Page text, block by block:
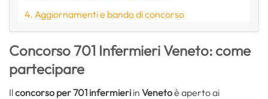
Aggiornamenti e bando di concorso
Concorso 701 Infermieri Veneto: come
partecipare
Ilconcorso per 701 infermieri in Venetoè aperto ai